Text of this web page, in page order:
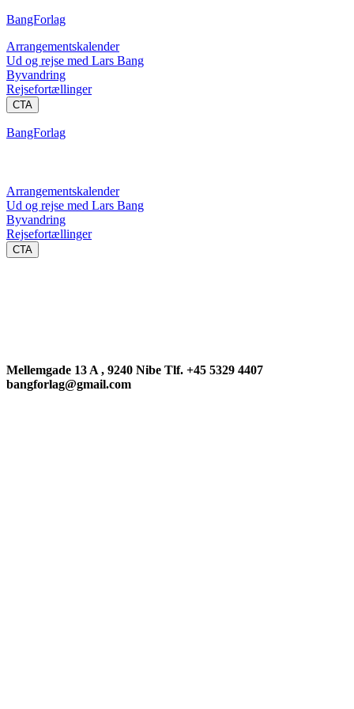
BangForlag
Arrangementskalender
Ud og rejse med Lars Bang
Byvandring
Rejsefortællinger
CTA
BangForlag
Arrangementskalender
Ud og rejse med Lars Bang
Byvandring
Rejsefortællinger
CTA
Mellemgade 13 A , 9240 Nibe Tlf. +45 5329 4407
bangforlag@gmail.com